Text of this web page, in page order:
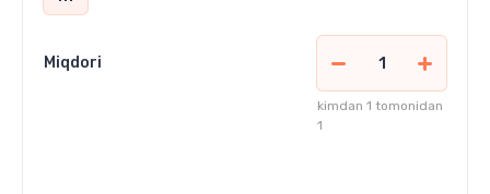
Miqdori
kimdan 1 tomonidan
1